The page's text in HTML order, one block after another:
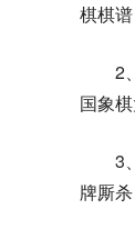
棋棋
2
国象
3
牌厮